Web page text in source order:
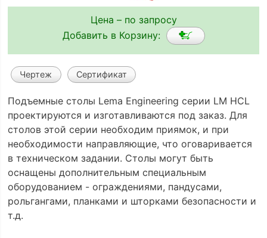
Цена – по запросу
Добавить в Корзину:
Чертеж Сертификат
Подъемные столы Lema Engineering серии LM HCL
проектируются и изготавливаются под заказ. Для
столов этой серии необходим приямок, и при
необходимости направляющие, что оговаривается
в техническом задании. Столы могут быть
оснащены дополнительным специальным
оборудованием - ограждениями, пандусами,
рольгангами, планками и шторками безопасности и
т.д.